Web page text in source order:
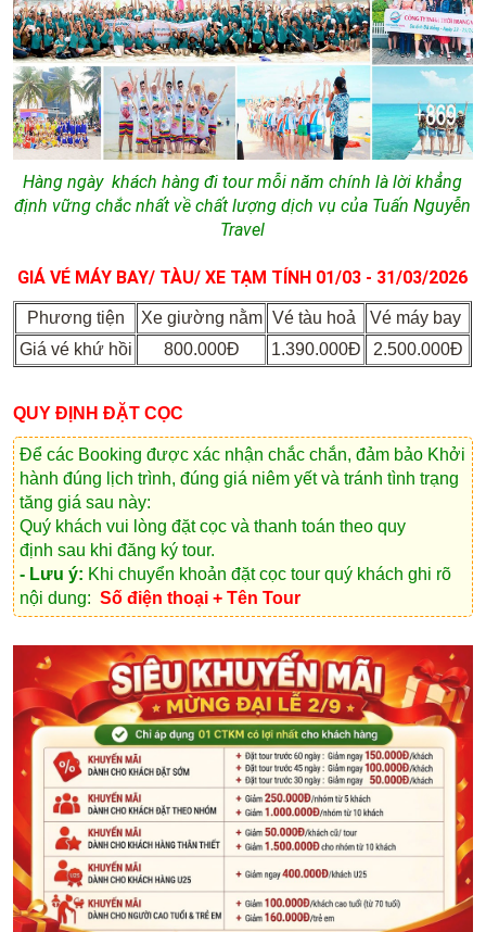
Hàng ngày khách hàng đi tour mỗi năm chính là lời khẳng
định vững chắc nhất về chất lượng dịch vụ của Tuấn Nguyễn
Travel
GIÁ VÉ MÁY BAY/ TÀU/ XE TẠM TÍNH 01/03 - 31/03/2026
Phương tiện Xe giường nằm Vé tàu hoả
Vé máy bay
Giá vé khứ hồi
800.000Đ 1.390.000Đ 2.500.000Đ
QUY ĐỊNH ĐẶT CỌC
Để các Booking được xác nhận chắc chắn, đảm bảo Khởi
hành đúng lịch trình, đúng giá niêm yết và tránh tình trạng
tăng giá sau này:
Quý khách vui lòng đặt cọc và thanh toán theo quy
định sau khi đăng ký tour.
- Lưu ý: Khi chuyển khoản đặt cọc tour quý khách ghi rõ
nội dung: Số điện thoại + Tên Tour